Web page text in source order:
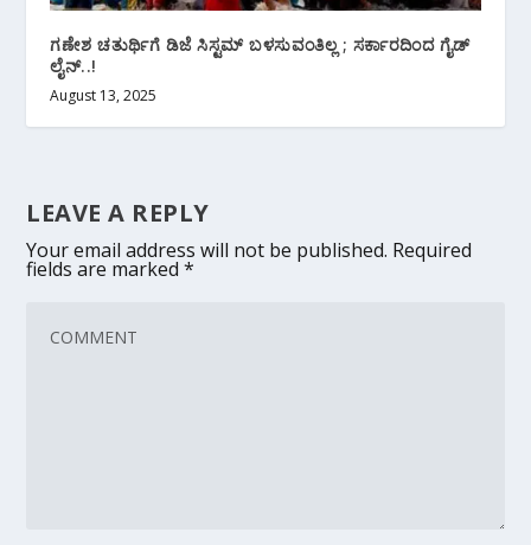
ಗಣೇಶ ಚತುರ್ಥಿಗೆ ಡಿಜೆ ಸಿಸ್ಟಮ್ ಬಳಸುವಂತಿಲ್ಲ ; ಸರ್ಕಾರದಿಂದ ಗೈಡ್
ಲೈನ್..!
August 13, 2025
LEAVE A REPLY
Your email address will not be published. Required
fields are marked*